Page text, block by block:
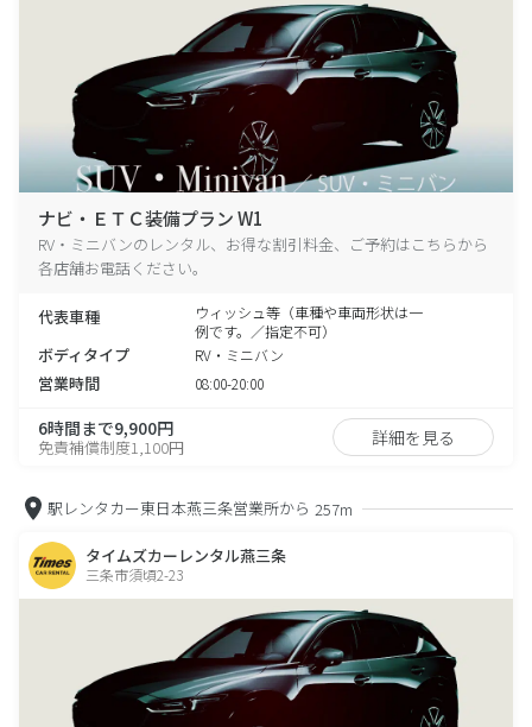
ナビ・ＥＴＣ装備プラン W1
RV・ミニバンのレンタル、お得な割引料金、ご予約はこちらから
各店舗お電話ください。
代表車種
ウィッシュ等（車種や車両形状は一
例です。／指定不可）
ボディタイプ RV・ミニバン
営業時間 08:00-20:00
6時間まで9,900円
免責補償制度1,100円 詳細を見る
駅レンタカー東日本燕三条営業所から 257m
タイムズカーレンタル燕三条
三条市須頃2-23